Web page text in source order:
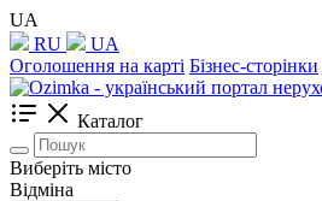
UA
RU
UA
Оголошення на карті Бізнес-сторінки
Каталог
Виберіть місто
Відміна